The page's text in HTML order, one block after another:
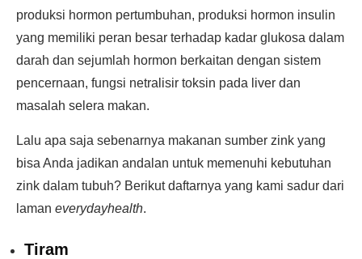
produksi hormon pertumbuhan, produksi hormon insulin
yang memiliki peran besar terhadap kadar glukosa dalam
darah dan sejumlah hormon berkaitan dengan sistem
pencernaan, fungsi netralisir toksin pada liver dan
masalah selera makan.
Lalu apa saja sebenarnya makanan sumber zink yang
bisa Anda jadikan andalan untuk memenuhi kebutuhan
zink dalam tubuh? Berikut daftarnya yang kami sadur dari
laman everydayhealth.
Tiram